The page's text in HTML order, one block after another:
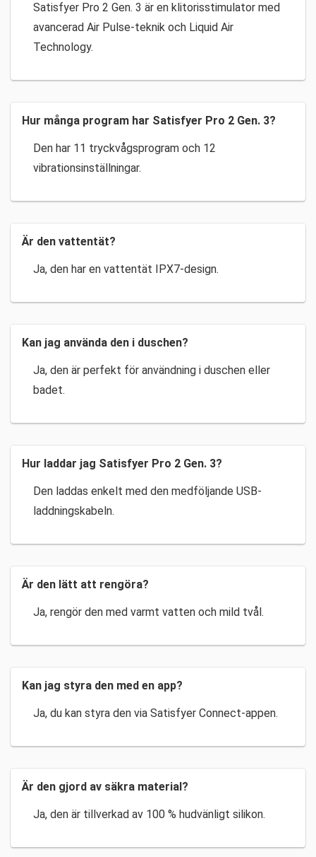
Satisfyer Pro 2 Gen. 3 är en klitorisstimulator med
avancerad Air Pulse-teknik och Liquid Air
Technology.
Hur många program har Satisfyer Pro 2 Gen. 3?
Den har 11 tryckvågsprogram och 12
vibrationsinställningar.
Är den vattentät?
Ja, den har en vattentät IPX7-design.
Kan jag använda den i duschen?
Ja, den är perfekt för användning i duschen eller
badet.
Hur laddar jag Satisfyer Pro 2 Gen. 3?
Den laddas enkelt med den medföljande USB-
laddningskabeln.
Är den lätt att rengöra?
Ja, rengör den med varmt vatten och mild tvål.
Kan jag styra den med en app?
Ja, du kan styra den via Satisfyer Connect-appen.
Är den gjord av säkra material?
Ja, den är tillverkad av 100 % hudvänligt silikon.